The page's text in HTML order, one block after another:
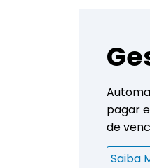
pagar
de
Saiba